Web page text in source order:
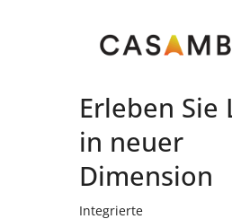
Erleben Sie
in neuer
Dimension
Integrierte